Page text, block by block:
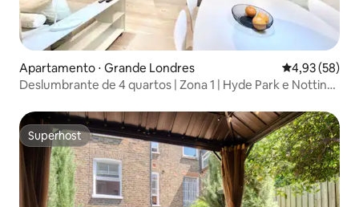
Apartamento ⋅ Grande Londres 4,93 de uma
4,93 (58)
Deslumbrante de 4 quartos | Zona 1 | Hyde Park e Notting
Superhost
Superhost